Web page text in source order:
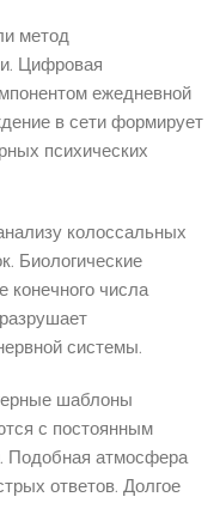
метод
Цифровая
ежедневной
в сети формирует
психических
колоссальных
Биологические
конечного числа
системы.
шаблоны
с постоянным
Подобная атмосфера
ответов. Долгое